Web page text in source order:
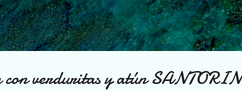
Ir al contenido principal
con verduritas y atún